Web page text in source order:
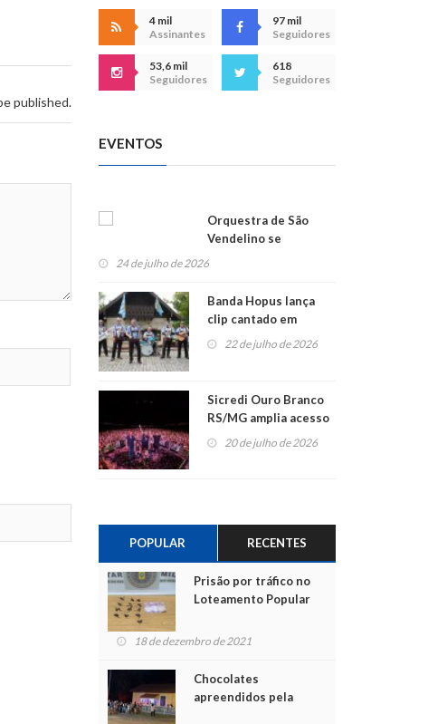
published.
4 mil
Assinantes
97 mil
Seguidores
53,6 mil
Seguidores
618
Seguidores
EVENTOS
Orquestra de São
Vendelino se
apresenta na
24 de julho de 2026
Banda Hopus lança
clip cantado em
alemão e inglês
22 de julho de 2026
Sicredi Ouro Branco
RS/MG amplia acesso
ao show dos 45 anos
para mais associados
20 de julho de 2026
POPULAR RECENTES
Prisão por tráfico no
Loteamento Popular
18 de dezembro de 2021
Chocolates
apreendidos pela